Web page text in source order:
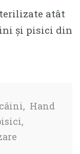
atât
și pisici din
câini, Hand
,